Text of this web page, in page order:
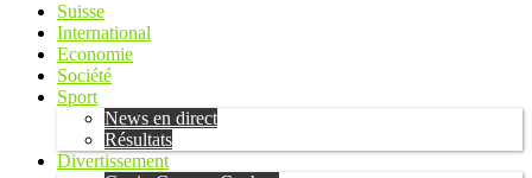
Suisse
International
Economie
Société
Sport
News en direct
Résultats
Divertissement